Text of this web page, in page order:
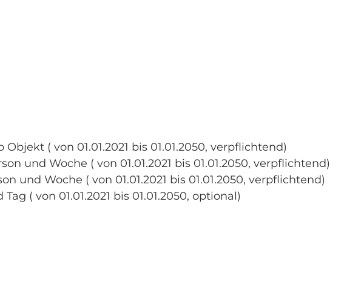
( von 01.01.2021 bis 01.01.2050, verpflichtend)
und Woche ( von 01.01.2021 bis 01.01.2050, verpflichtend)
und Woche ( von 01.01.2021 bis 01.01.2050, verpflichtend)
( von 01.01.2021 bis 01.01.2050, optional)